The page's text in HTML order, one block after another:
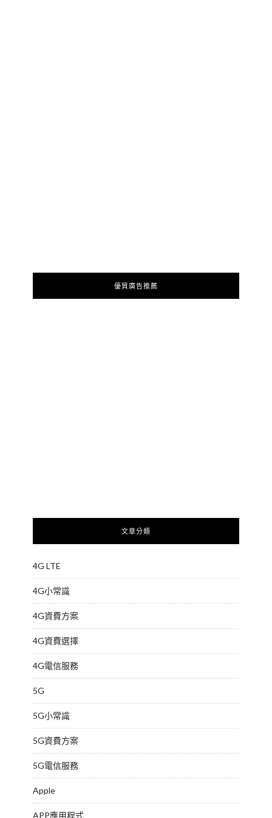
優質廣告推薦
文章分類
4G LTE
4G小常識
4G資費方案
4G資費選擇
4G電信服務
5G
5G小常識
5G資費方案
5G電信服務
Apple
APP應用程式